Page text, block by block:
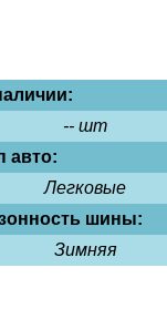
-- шт
авто:
Легковые
шины:
Зимняя